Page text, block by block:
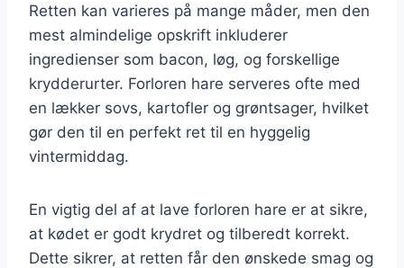
Retten kan varieres på mange måder, men den
mest almindelige opskrift inkluderer
ingredienser som bacon, løg, og forskellige
krydderurter. Forloren hare serveres ofte med
en lækker sovs, kartofler og grøntsager, hvilket
gør den til en perfekt ret til en hyggelig
vintermiddag.
En vigtig del af at lave forloren hare er at sikre,
at kødet er godt krydret og tilberedt korrekt.
Dette sikrer, at retten får den ønskede smag og